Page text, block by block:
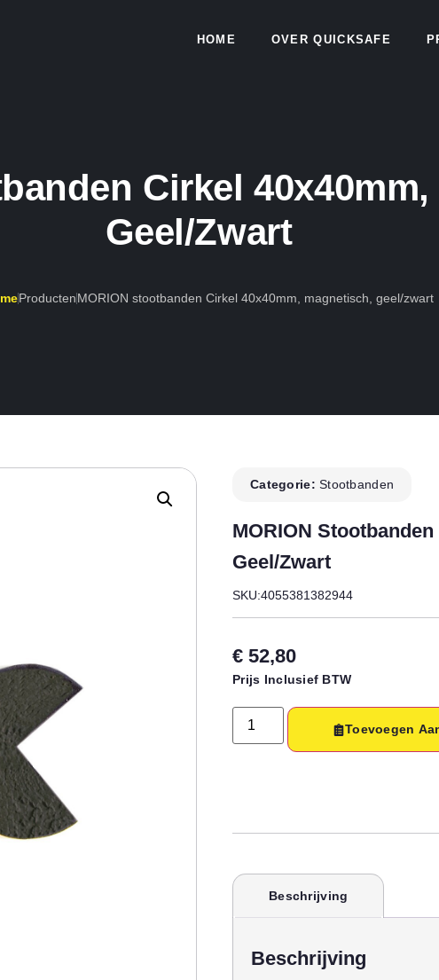
HOME OVER QUICKSAFE
Cirkel
Geel/zwart
ProductenMORION stootbanden Cirkel 40x40mm, magnetisch, geel/zwart
Categorie:Stootbanden
MORION
Geel/zwart
SKU:4055381382944
€ 52,80
Prijs Inclusief BTW
Toevoegen
Beschrijving
Beschrijving